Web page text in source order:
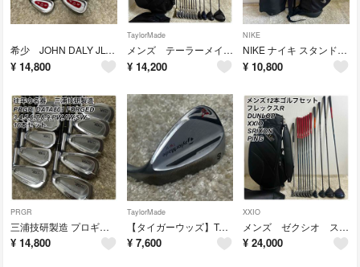
希少 JOHN DALY JLTL ジョンデーリー ゴルフセット 12本セット
¥ 14,800
TaylorMade
メンズ テーラーメイド フィットウェイ 13本 ゴルフセット キャディバッグ付き
¥ 14,200
NIKE
NIKE ナイキ スタンド式 キャディバッグ 4分割 フード付き 軽量 ゴルフ
¥ 10,800
PRGR
三浦技研製造 プロギア PRGR DATA801 FORGED 10本セット
¥ 14,800
TaylorMade
【タイガーウッズ】TaylorMade TW11° 60度 ウェッジ
¥ 7,600
XXIO
メンズ ゼクシオ スリクソン ピン 12本 ゴルフセット キャディバック付き
¥ 24,000